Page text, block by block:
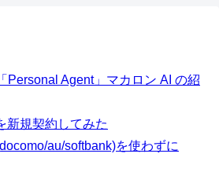
Personal Agent」マカロン AI の紹
新規契約してみた
au/softbank)を使わずに